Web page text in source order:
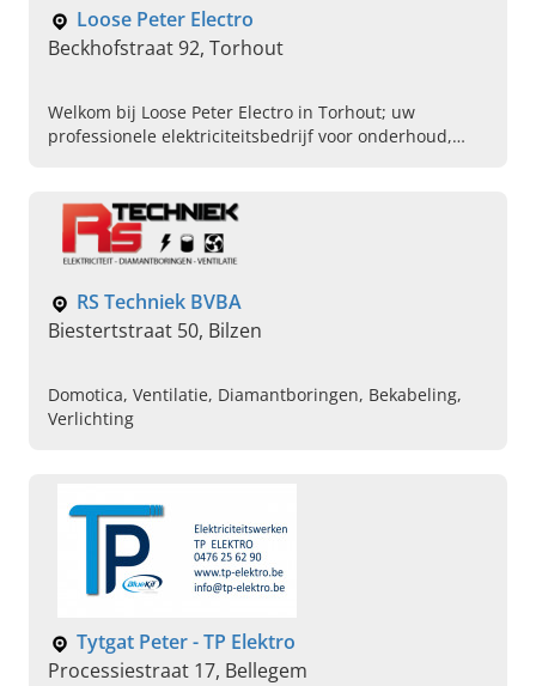
Loose Peter Electro
Beckhofstraat 92, Torhout
Welkom bij Loose Peter Electro in Torhout; uw
professionele elektriciteitsbedrijf voor onderhoud,
RS Techniek BVBA
Biestertstraat 50, Bilzen
Domotica, Ventilatie, Diamantboringen, Bekabeling,
Verlichting
Tytgat Peter - TP Elektro
Processiestraat 17, Bellegem